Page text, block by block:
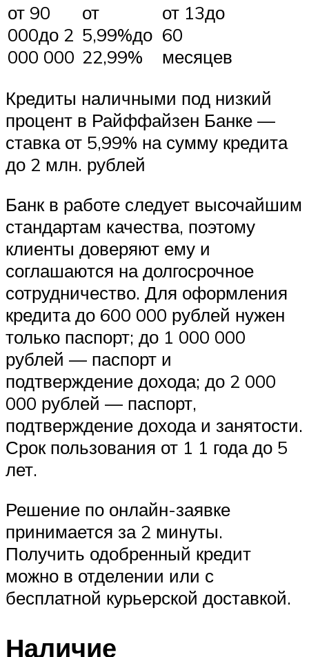
от 90
000до 2
000 000
от
5,99%до
22,99%
от 13до
60
месяцев
Кредиты наличными под низкий
процент в Райффайзен Банке —
ставка от 5,99% на сумму кредита
до 2 млн. рублей
Банк в работе следует высочайшим
стандартам качества, поэтому
клиенты доверяют ему и
соглашаются на долгосрочное
сотрудничество. Для оформления
кредита до 600 000 рублей нужен
только паспорт; до 1 000 000
рублей — паспорт и
подтверждение дохода; до 2 000
000 рублей — паспорт,
подтверждение дохода и занятости.
Срок пользования от 1 1 года до 5
лет.
Решение по онлайн-заявке
принимается за 2 минуты.
Получить одобренный кредит
можно в отделении или с
бесплатной курьерской доставкой.
Наличие